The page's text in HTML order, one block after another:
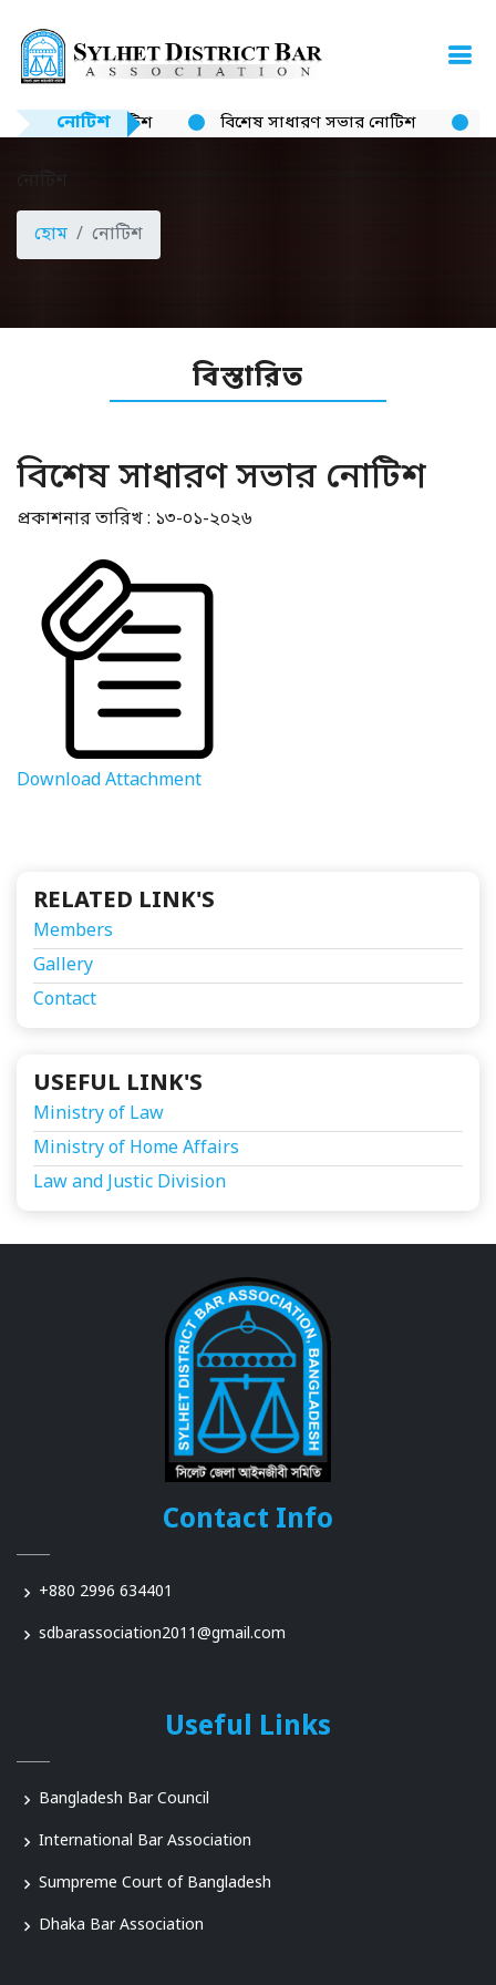
নোটিশনোটিশ বিশেষ সাধারণ সভার নোটিশ
হোম নোটিশ
বিস্তারিত
বিশেষ সাধারণ সভার নোটিশ
প্রকাশনার তারিখ : ১৩-০১-২০২৬
Download Attachment
RELATED LINK'S
Members
Gallery
Contact
USEFUL LINK'S
Ministry of Law
Ministry of Home Affairs
Law and Justic Division
Contact Info
+880 2996 634401
sdbarassociation2011@gmail.com
Useful Links
Bangladesh Bar Council
International Bar Association
Sumpreme Court of Bangladesh
Dhaka Bar Association